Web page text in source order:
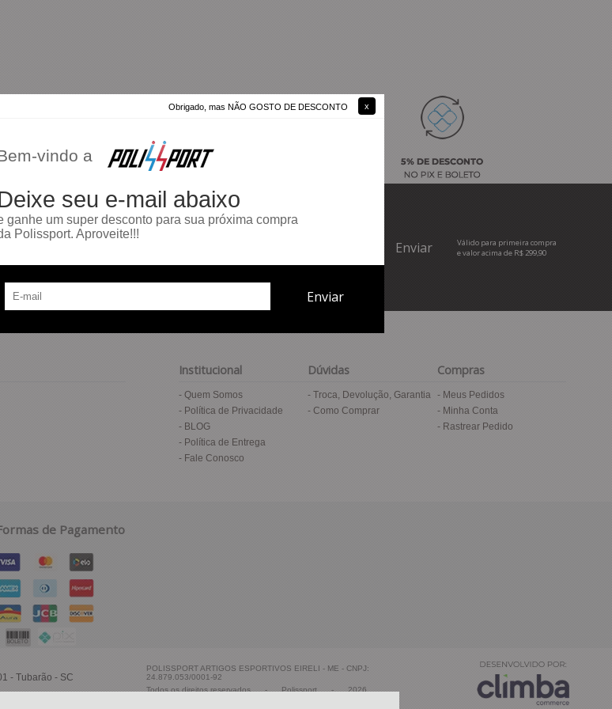
Obrigado, mas NÃO GOSTO DE DESCONTO
vindo a
seu e-mail abaixo
ganhe um super desconto para sua próxima compra
Polissport. Aproveite!!!
Preencha e
receba seu
Válido para primeira compra
e valor acima de R$ 299,90
Institucional
Quem Somos
Política de Privacidade
BLOG
Política de Entrega
Fale Conosco
Dúvidas
Troca, Devolução, Garantia
Como Comprar
Compras
Meus Pedidos
Minha Conta
Rastrear Pedido
de Pagamento
- Tubarão - SC
POLISSPORT ARTIGOS ESPORTIVOS EIRELI - ME - CNPJ:
24.879.053/0001-92
Todos os direitos reservados-Polissport-2026